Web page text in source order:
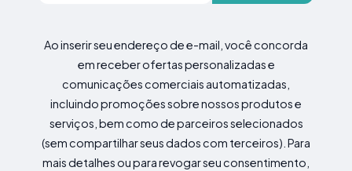
Ao inserir seu endereço de e-mail, você concorda
em receber ofertas personalizadas e
comunicações comerciais automatizadas,
incluindo promoções sobre nossos produtos e
serviços, bem como de parceiros selecionados
(sem compartilhar seus dados com terceiros). Para
mais detalhes ou para revogar seu consentimento,